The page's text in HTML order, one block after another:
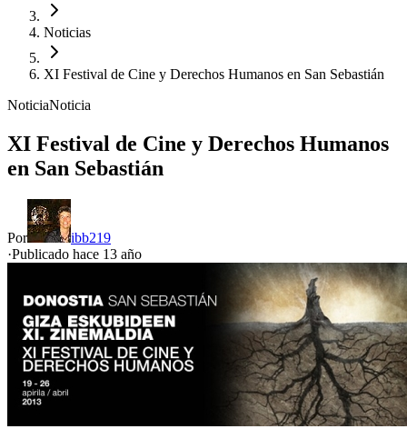
Noticias
XI Festival de Cine y Derechos Humanos en San Sebastián
NoticiaNoticia
XI Festival de Cine y Derechos Humanos
en San Sebastián
Por
ibb219
·Publicado hace 13 año